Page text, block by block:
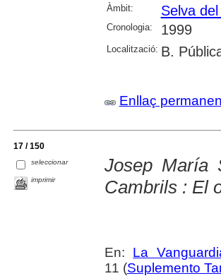
Àmbit: Selva
Cronologia: 1999
Localització: B.
Enllaç
17 / 150
seleccionar
imprimir
Josep María
Cambrils : El
En: La
11 (Suplemento